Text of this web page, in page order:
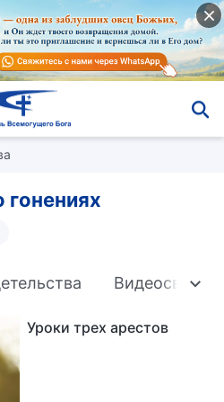
гонениях
Уроки трех арестов